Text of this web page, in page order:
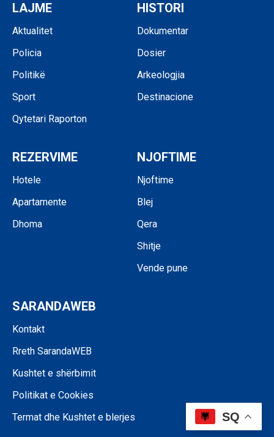
LAJME
Aktualitet
Policia
Politikë
Sport
Qytetari Raporton
HISTORI
Dokumentar
Dosier
Arkeologjia
Destinacione
REZERVIME
Hotele
Apartamente
Dhoma
NJOFTIME
Njoftime
Blej
Qera
Shitje
Vende pune
SARANDAWEB
Kontakt
Rreth SarandaWEB
Kushtet e shërbimit
Politikat e Cookies
Termat dhe Kushtet e blerjes
SQ